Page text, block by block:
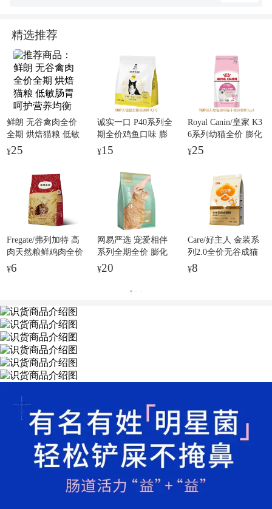
精选推荐
鲜朗 无谷禽肉全价
全期 烘焙猫粮 低敏
肠胃呵护营养均衡
¥25
诚实一口 P40系列全
期全价鸡鱼口味 膨
化猫粮 减油升级美
¥15
Royal Canin/皇家 K3
6系列幼猫全价 膨化
猫粮 肠胃调理提高
¥25
Fregate/弗列加特 高
肉天然粮鲜鸡肉全价
成猫 膨化猫粮 营养
¥6
网易严选 宠爱相伴
系列全期全价 膨化
猫粮 营养均衡增肥
¥20
Care/好主人 金装系
列2.0全价无谷成猫
鸡肉味 膨化猫粮 增
¥8